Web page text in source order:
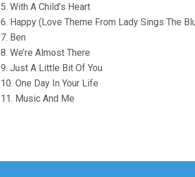
5. With A Child’s Heart
6. Happy (Love Theme From Lady Sings The
7. Ben
8. We’re Almost There
9. Just A Little Bit Of You
10. One Day In Your Life
11. Music And Me